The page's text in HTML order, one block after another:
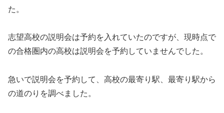
た。
志望高校の説明会は予約を入れていたのですが、現時点で
の合格圏内の高校は説明会を予約していませんでした。
急いで説明会を予約して、高校の最寄り駅、最寄り駅から
の道のりを調べました。